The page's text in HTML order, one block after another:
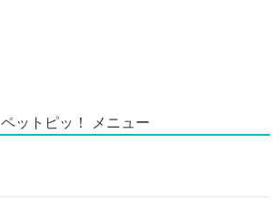
ペットピッ！ メニュー